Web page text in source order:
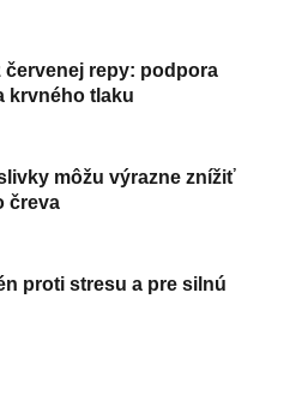
repy: podpora
krvného tlaku
môžu výrazne znížiť
čreva
proti stresu a pre silnú